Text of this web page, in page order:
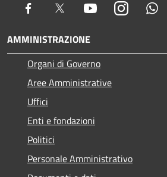
Facebook Twitter YoutubeInstagram
AMMINISTRAZIONE
Organi di Governo
Aree Amministrative
Uffici
Enti e fondazioni
Politici
Personale Amministrativo